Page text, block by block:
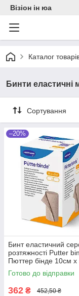
Візіон ін юа
Каталог
Бинти еластичні
Сортування
–20%
Бинт еластичний
розтяжності Putter
Пюттер бінде 10см
компресійний
Готово до відправки
362 ₴ 452,50 ₴